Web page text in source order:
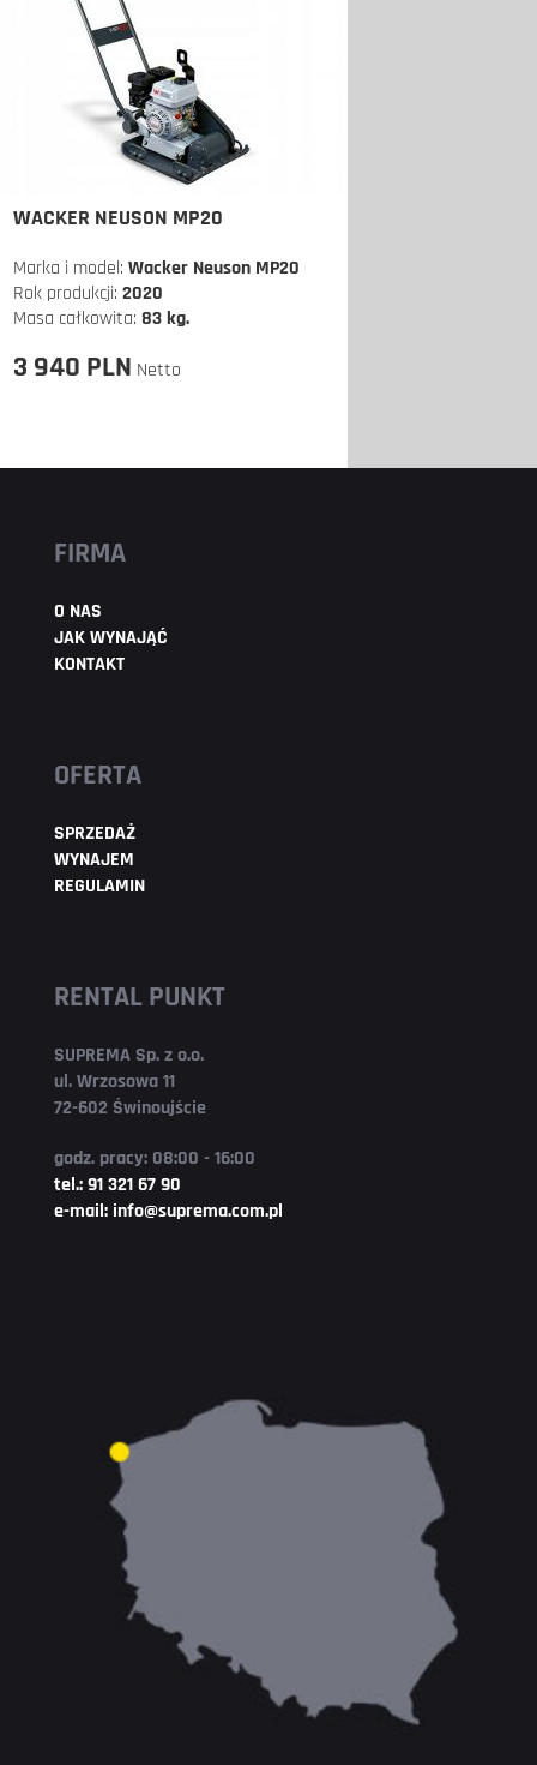
WACKER NEUSON MP20
Marka i model: Wacker Neuson MP20
Rok produkcji: 2020
Masa całkowita: 83 kg.
3 940 PLN Netto
FIRMA
O NAS
JAK WYNAJĄĆ
KONTAKT
OFERTA
SPRZEDAŻ
WYNAJEM
REGULAMIN
RENTAL PUNKT
SUPREMA Sp. z o.o.
ul. Wrzosowa 11
72-602 Świnoujście
godz. pracy: 08:00 - 16:00
tel.: 91 321 67 90
e-mail: info@suprema.com.pl